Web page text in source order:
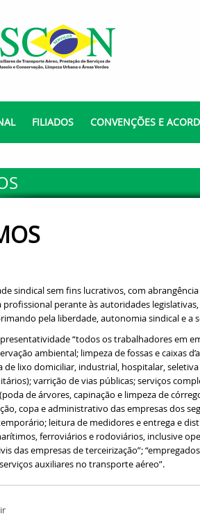
FILIADOS CONVENÇÕES E
sindical sem fins lucrativos, com
perante às autoridades
pela liberdade, autonomia sindical e a
“todos os trabalhadores em
ambiental; limpeza de fossas e caixas
de lixo domiciliar, industrial, hospitalar,
varrição de vias públicas; serviços
de árvores, capinação e limpeza de
copa e administrativo das empresas dos
leitura de medidores e entrega e
ferroviários e rodoviários, inclusive
das empresas de terceirização”;
auxiliares no transporte aéreo”.